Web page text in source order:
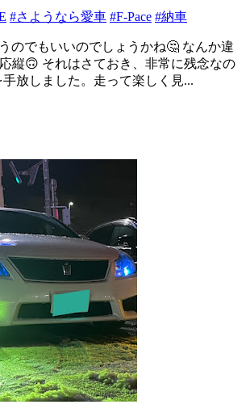
#さようなら愛車 #F-Pace #納車
のでもいいのでしょうかね🤔 なんか違
縦🙃 それはさておき、非常に残念なの
放しました。走って楽しく見...